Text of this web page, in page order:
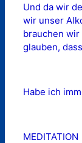
Und da wir
wir unser
brauchen
glauben,
Habe ich
MEDITATION